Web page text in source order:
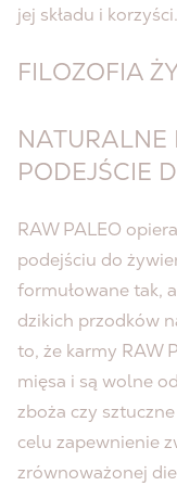
jej składu i korzyści.
FILOZOFIA
NATURALNE
PODEJŚCIE
RAW PALEO
podejściu do
formułowane tak,
dzikich przodków
to, że karmy RAW
mięsa i są wolne
zboża czy
celu zapewnienie
zrównoważonej